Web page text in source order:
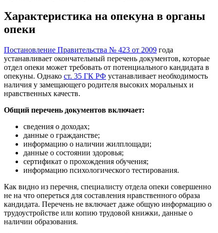
Характеристика на опекуна в органы
опеки
Постановление Правительства № 423 от 2009 года
устанавливает окончательный перечень документов, которые
отдел опеки может требовать от потенциального кандидата в
опекуны. Однако ст. 35 ГК РФ устанавливает необходимость
наличия у замещающего родителя высоких моральных и
нравственных качеств.
Общий перечень документов включает:
сведения о доходах;
данные о гражданстве;
информацию о наличии жилплощади;
данные о состоянии здоровья;
сертификат о прохождения обучения;
информацию психологического тестирования.
Как видно из перечня, специалисту отдела опеки совершенно
не на что опереться для составления нравственного образа
кандидата. Перечень не включает даже общую информацию о
трудоустройстве или копию трудовой книжки, данные о
наличии образования.